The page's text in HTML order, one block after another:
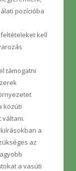
pozícióba
kell
támogatni
közúti
a
az
a vasúti